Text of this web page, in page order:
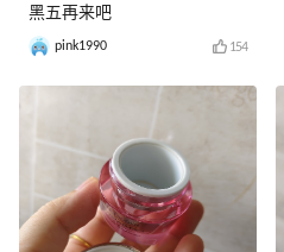
黑五再来吧
pink1990 154